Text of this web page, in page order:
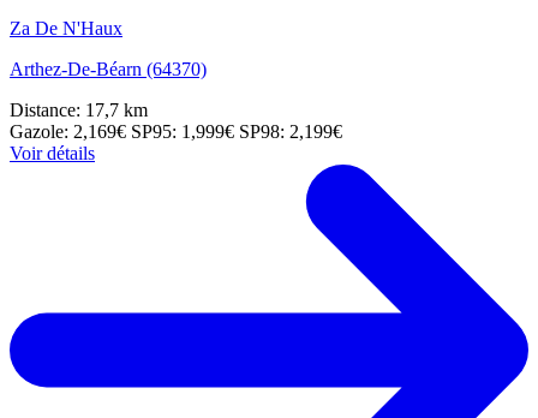
Za De N'Haux
Arthez-De-Béarn (64370)
Distance: 17,7 km
Gazole: 2,169€ SP95: 1,999€ SP98: 2,199€
Voir détails